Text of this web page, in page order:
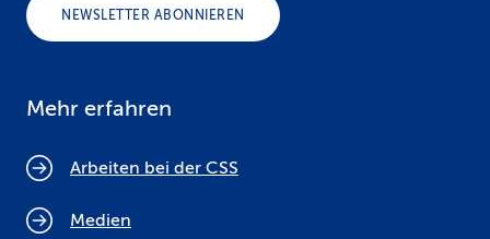
NEWSLETTER ABONNIEREN
Mehr erfahren
Arbeiten bei der CSS
Medien